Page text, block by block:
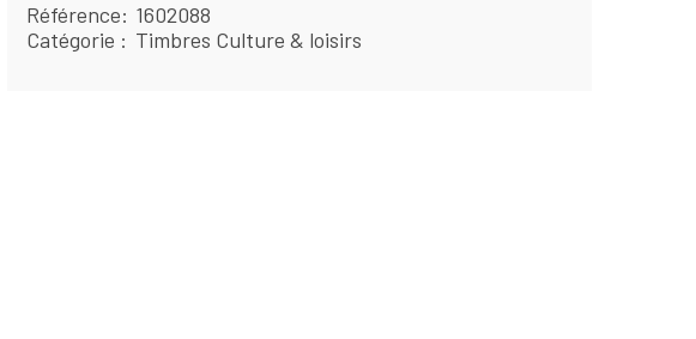
Référence
1602088
Catégorie
Timbres Culture & loisirs